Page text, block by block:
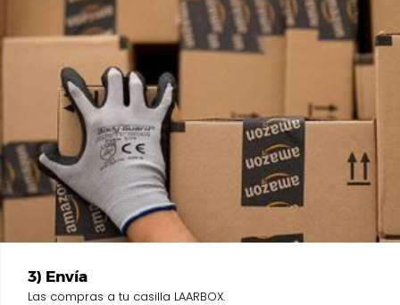
3) Envía
Las compras a tu casilla LAARBOX.